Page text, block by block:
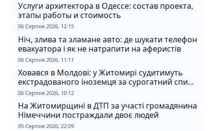
Услуги архитектора в Одессе: состав проекта,
этапы работы и стоимость
06 Серпня 2026, 12:15
Ніч, злива та зламане авто: де шукати телефон
евакуатора і як не натрапити на аферистів
06 Серпня 2026, 11:11
Ховався в Молдові: у Житомирі судитимуть
екстрадованого іноземця за сурогатний спирт
і відмивання грошей
06 Серпня 2026, 10:12
На Житомирщині в ДТП за участі громадянина
Німеччини постраждали двоє людей
05 Серпня 2026, 22:09